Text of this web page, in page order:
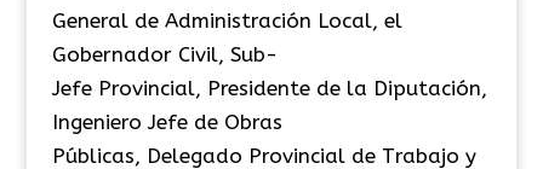
General de Administración Local, el
Gobernador Civil, Sub-
Jefe Provincial, Presidente de la Diputación,
Ingeniero Jefe de Obras
Públicas, Delegado Provincial de Trabajo y